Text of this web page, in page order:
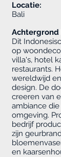
Locatie:
Bali
Dit
op
villa's, hotel
restaurants.
wereldwijd
design. De
creeren van
ambiance
omgeving.
bedrijf
zijn
en